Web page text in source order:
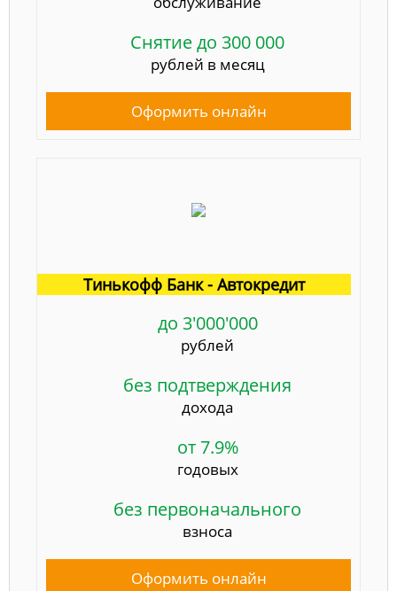
Снятие до 300 000
рублей в месяц
Оформить онлайн
Тинькофф Банк - Автокредит
до 3'000'000
рублей
без подтверждения
дохода
от 7.9%
годовых
без первоначального
взноса
Оформить онлайн